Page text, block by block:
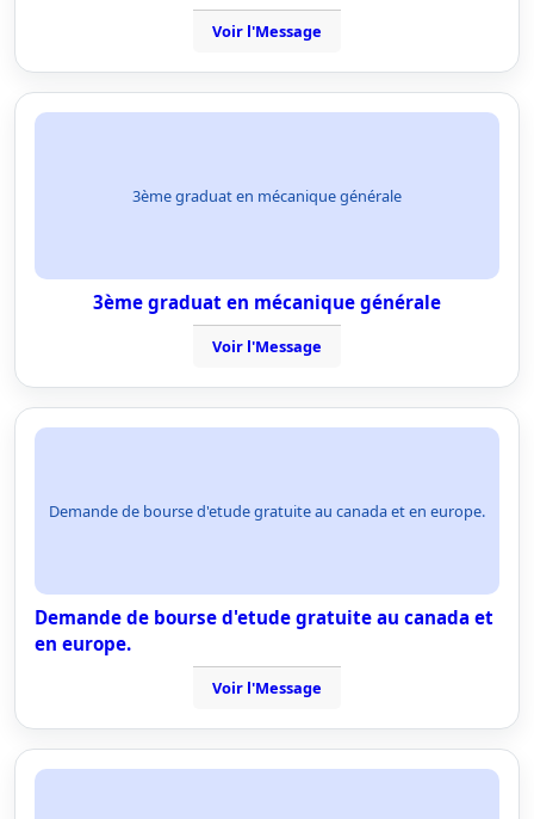
Voir l'Message
3ème graduat en mécanique générale
3ème graduat en mécanique générale
Voir l'Message
Demande de bourse d'etude gratuite au canada et en europe.
Demande de bourse d'etude gratuite au canada et
en europe.
Voir l'Message